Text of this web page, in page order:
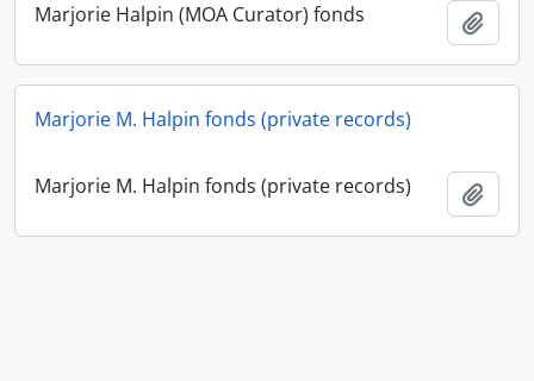
Marjorie Halpin (MOA Curator) fonds
Marjorie M. Halpin fonds (private records)
Marjorie M. Halpin fonds (private records)